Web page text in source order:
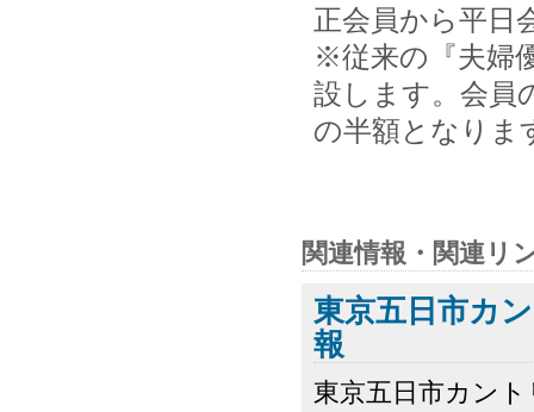
正会員から平日
※従来の『夫婦
設します。会員
の半額となりま
関連情報・関連リ
東京五日市カ
報
東京五日市カン